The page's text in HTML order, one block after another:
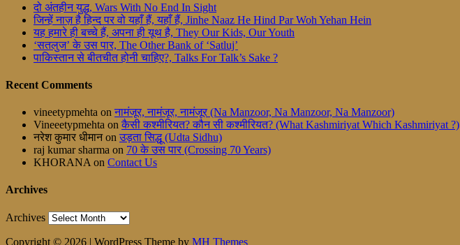
दो अंतहीन युद्ध, Wars With No End In Sight
जिन्हें नाज़ है हिन्द पर वो यहाँ हैं, यहाँ हैं, Jinhe Naaz He Hind Par Woh Yehan Hein
यह हमारे ही बच्चे हैं, अपना ही यूथ है, They Our Kids, Our Youth
‘सतलुज’ के उस पार, The Other Bank of ‘Satluj’
पाकिस्तान से बीतचीत होनी चाहिए?, Talks For Talk’s Sake ?
Recent Comments
vineetypmehta on नामंजूर, नामंजूर, नामंजूर (Na Manzoor, Na Manzoor, Na Manzoor)
Vineeetypmehta on कैसी कश्मीरियत? कौन सी कश्मीरियत? (What Kashmiriyat Which Kashmiriyat ?)
नरेश कुमार धीमानon उड़ता सिद्धू (Udta Sidhu)
raj kumar sharma on 70 के उस पार (Crossing 70 Years)
KHORANA on Contact Us
Archives
Archives
Copyright © 2026 | WordPress Theme by MH Themes